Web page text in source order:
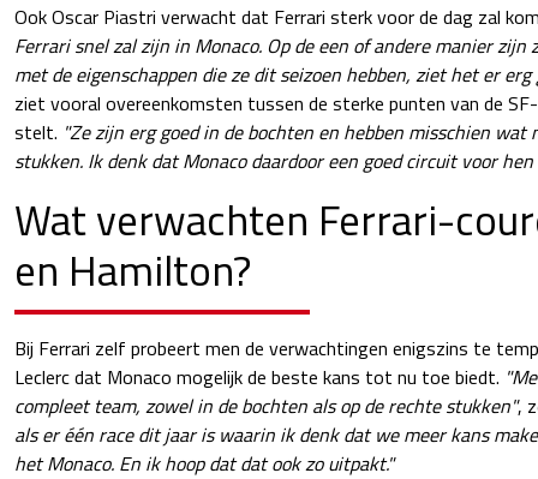
Ook Oscar Piastri verwacht dat Ferrari sterk voor de dag zal
Ferrari snel zal zijn in Monaco. Op de een of andere manier zijn
met de eigenschappen die ze dit seizoen hebben, ziet het er
ziet vooral overeenkomsten tussen de sterke punten van de
stelt. "Ze zijn erg goed in de bochten en hebben misschien wat
stukken. Ik denk dat Monaco daardoor een goed circuit voor
Wat verwachten Ferrari-
en Hamilton?
Bij Ferrari zelf probeert men de verwachtingen enigszins te
Leclerc dat Monaco mogelijk de beste kans tot nu toe biedt.
compleet team, zowel in de bochten als op de rechte stukken",
als er één race dit jaar is waarin ik denk dat we meer kans
het Monaco. En ik hoop dat dat ook zo uitpakt."